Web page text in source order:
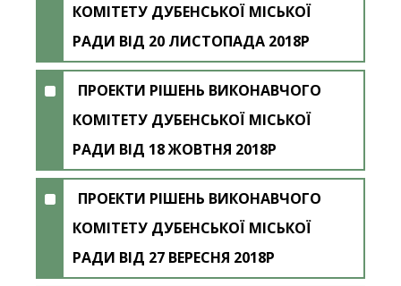
КОМІТЕТУ ДУБЕНСЬКОЇ МІСЬКОЇ
РАДИ ВІД 20 ЛИСТОПАДА 2018Р
ПРОЕКТИ РІШЕНЬ ВИКОНАВЧОГО
КОМІТЕТУ ДУБЕНСЬКОЇ МІСЬКОЇ
РАДИ ВІД 18 ЖОВТНЯ 2018Р
ПРОЕКТИ РІШЕНЬ ВИКОНАВЧОГО
КОМІТЕТУ ДУБЕНСЬКОЇ МІСЬКОЇ
РАДИ ВІД 27 ВЕРЕСНЯ 2018Р